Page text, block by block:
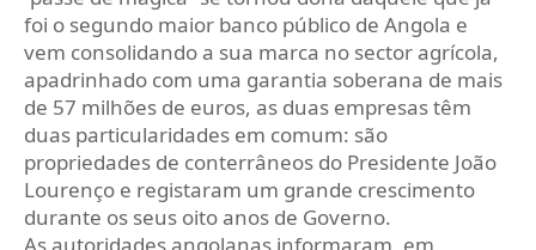
foi o segundo maior banco público de Angola e
vem consolidando a sua marca no sector agrícola,
apadrinhado com uma garantia soberana de mais
de 57 milhões de euros, as duas empresas têm
duas particularidades em comum: são
propriedades de conterrâneos do Presidente João
Lourenço e registaram um grande crescimento
durante os seus oito anos de Governo.